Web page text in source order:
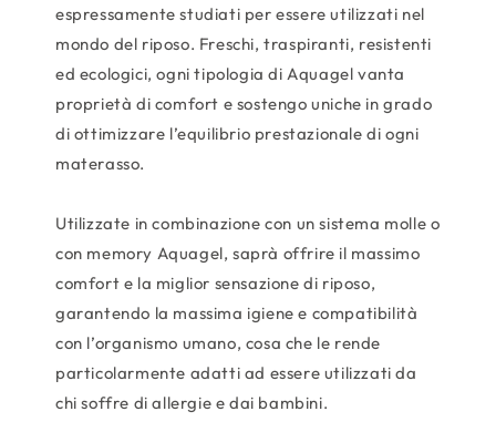
espressamente studiati per essere utilizzati nel
mondo del riposo. Freschi, traspiranti, resistenti
ed ecologici, ogni tipologia di Aquagel vanta
proprietà di comfort e sostengo uniche in grado
di ottimizzare l’equilibrio prestazionale di ogni
materasso.
Utilizzate in combinazione con un sistema molle o
con memory Aquagel, saprà offrire il massimo
comfort e la miglior sensazione di riposo,
garantendo la massima igiene e compatibilità
con l’organismo umano, cosa che le rende
particolarmente adatti ad essere utilizzati da
chi soffre di allergie e dai bambini.